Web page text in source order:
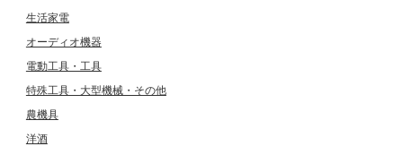
生活家電
オーディオ機器
電動工具・工具
特殊工具・大型機械・その他
農機具
洋酒